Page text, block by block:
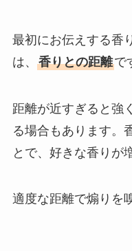
最初にお伝えする香
は、 香りとの距離で
距離が近すぎると強
る場合もあります。
とで、好きな香りが
適度な距離で煽りを